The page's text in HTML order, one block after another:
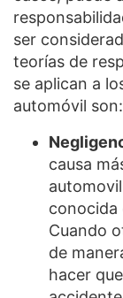
ser
teorías de
se aplican a
automóvil son:
causa
conocida
Cuando
de
hacer